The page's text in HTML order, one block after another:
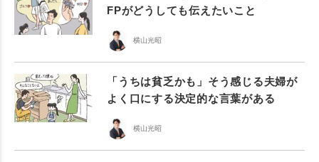
FPがどうしても伝えたいこと
横山光昭
「うちは貧乏かも」そう感じる夫婦が
よく口にする決定的な言葉がある
横山光昭